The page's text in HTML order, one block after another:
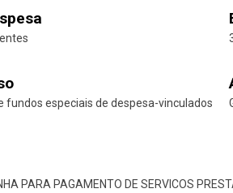
fundos especiais de despesa-vinculados
PARA PAGAMENTO DE SERVICOS